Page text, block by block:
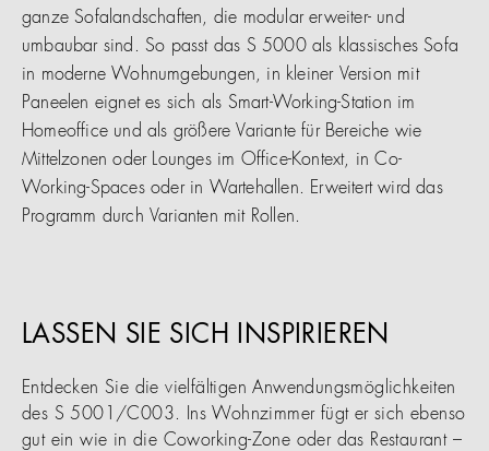
ganze Sofalandschaften, die modular erweiter- und
umbaubar sind. So passt das S 5000 als klassisches Sofa
in moderne Wohnumgebungen, in kleiner Version mit
Paneelen eignet es sich als Smart-Working-Station im
Homeoffice und als größere Variante für Bereiche wie
Mittelzonen oder Lounges im Office-Kontext, in Co-
Working-Spaces oder in Wartehallen. Erweitert wird das
Programm durch Varianten mit Rollen.
LASSEN SIE SICH INSPIRIEREN
Entdecken Sie die vielfältigen Anwendungsmöglichkeiten
des S 5001/C003. Ins Wohnzimmer fügt er sich ebenso
gut ein wie in die Coworking-Zone oder das Restaurant –